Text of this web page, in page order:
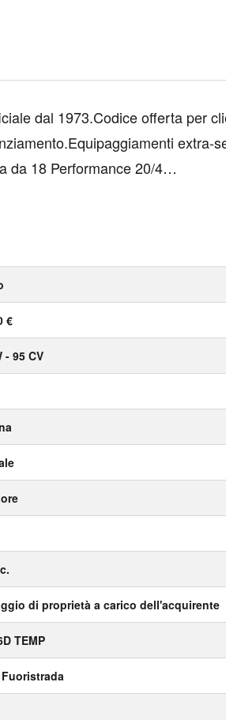
dal 1973.Codice offerta per
extra-
da 18 Performance 20/4
FULL LINK SOLO USB E
€
- 95 CV
di proprietà a carico dell'acquirente
TEMP